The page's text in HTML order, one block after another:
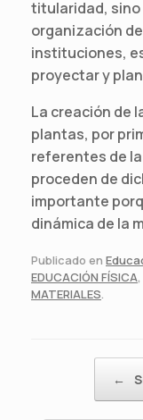
titularidad, sino
organización
instituciones,
proyectar y
La creación de
plantas, por
referentes de
proceden de
importante
dinámica de la
Publicado en
EDUCACIÓN FÍSICA,
MATERIALES.
←